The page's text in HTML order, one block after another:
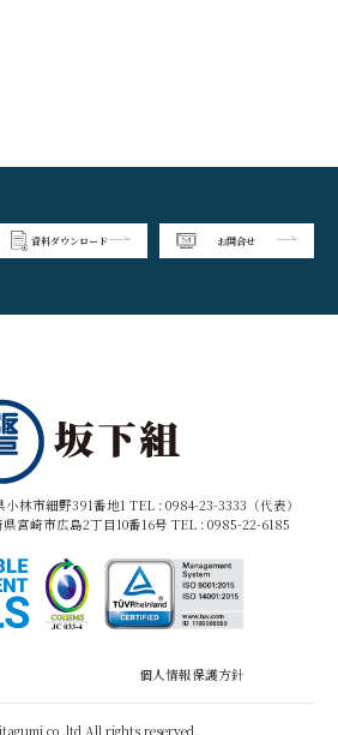
資料ダウンロード お問合せ
小林市細野391番地1 TEL : 0984-23-3333（代表）
宮崎市広島2丁目10番16号 TEL : 0985-22-6185
個人情報保護方針
co,.ltd All rights reserved.